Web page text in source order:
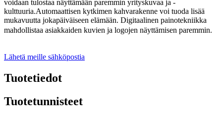
voidaan tulostaa näyttämään paremmin yrityskuvaa ja -
kulttuuria.Automaattisen kytkimen kahvarakenne voi tuoda lisää
mukavuutta jokapäiväiseen elämään. Digitaalinen painotekniikka
mahdollistaa asiakkaiden kuvien ja logojen näyttämisen paremmin.
Lähetä meille sähköpostia
Tuotetiedot
Tuotetunnisteet